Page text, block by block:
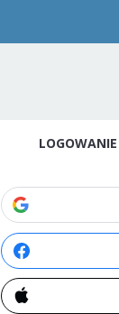
LOGOWANIE